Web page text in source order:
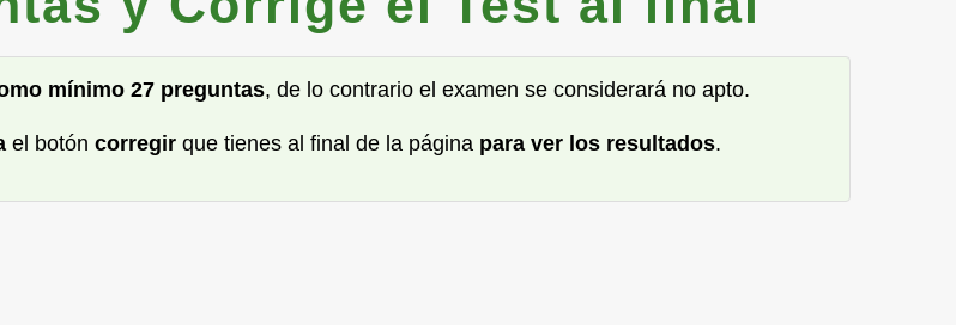
mínimo 27 preguntas, de lo contrario el examen se considerará no apto.
el botón corregir que tienes al final de la página para ver los resultados.